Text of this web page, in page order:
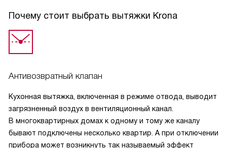
Почему стоит выбрать вытяжки Krona
Антивозвратный клапан
Кухонная вытяжка, включенная в режиме отвода, выводит
загрязненный воздух в вентиляционный канал.
В многоквартирных домах к одному и тому же каналу
бывают подключены несколько квартир. А при отключении
прибора может возникнуть так называемый эффект